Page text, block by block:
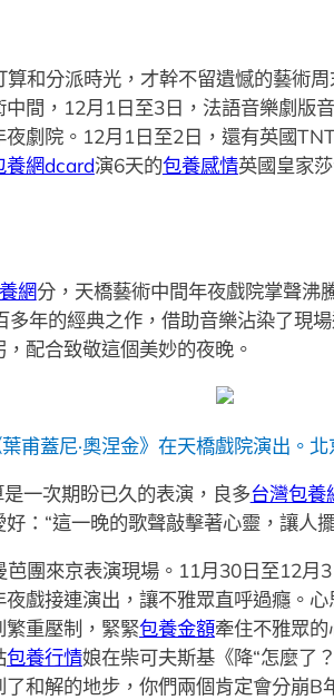
和分派時光，才幹不留遺憾的藝術
間，12月1日至3日，法語音樂劇版
劇院。12月1日至2日，還有英國
養網dcard演6天的包養感情英國皇家
網分，天橋藝術中間年夜戲院掌聲沸
年的經典之作，借助音樂沾染了現
配合致敬這個美妙的夜晚。
甫蓋尼·奧涅金》在天橋戲院演出。
一次期盼已久的表演，良多台灣包養
：“這一晚的歌聲敲擊著心靈，讓人
團來京表演現場。11月30日至12月
戲接連演出，讓不雅眾直呼過癮。心
重壓制，緊緊包養金額牽住不雅眾的
包養行情娘在柴可夫斯基《降“怎麼了
和解的地步，你們兩個肯定會分崩B